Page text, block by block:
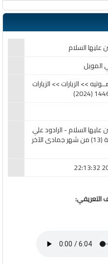
عليها السلام
المويل
>> الزيارات >> الزيارات
عليها السلام - الرادود علي
المويل - ليلة (13) من شهر جمادى الآخر
التعريفي: